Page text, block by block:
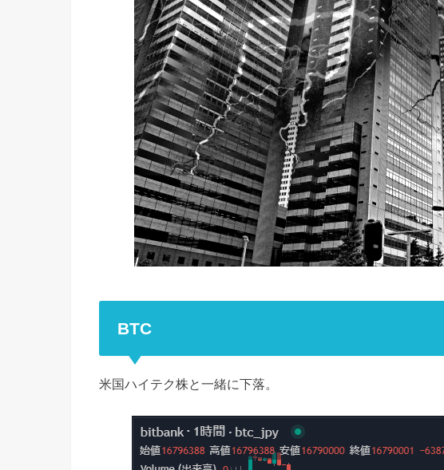
BTC
米国ハイテク株と一緒に下落。